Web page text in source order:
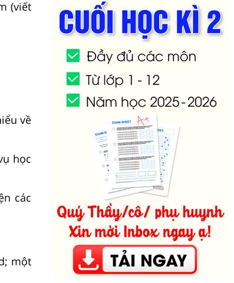
(viết
về
học
các
một